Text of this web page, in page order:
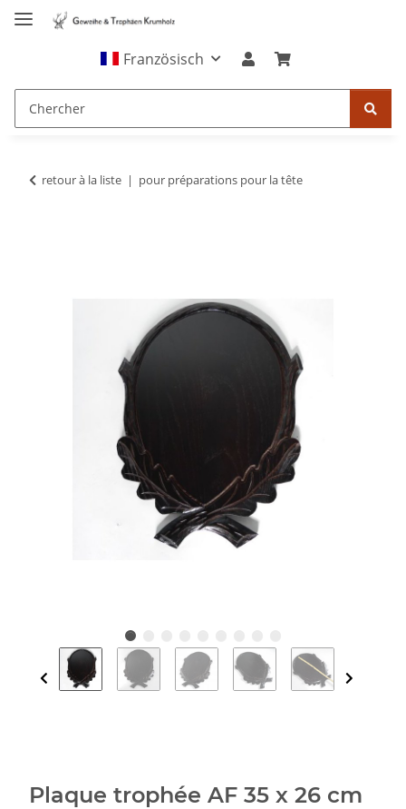
Französisch
retour à la liste pour préparations pour la tête
Plaque trophée AF 35 x 26 cm